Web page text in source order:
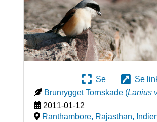
Se
Se
Brunrygget Tornskade (Lanius
2011-01-12
Ranthambore, Rajasthan,